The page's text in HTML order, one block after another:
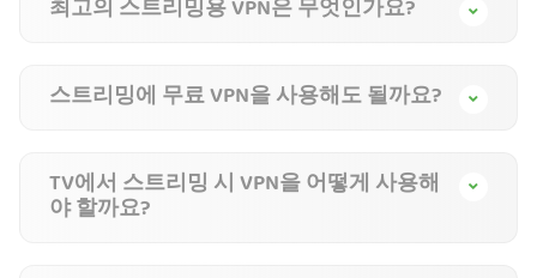
최고의 스트리밍용 VPN은 무엇인가요?
스트리밍에 무료 VPN을 사용해도 될까요?
TV에서 스트리밍 시 VPN을 어떻게 사용해
야 할까요?